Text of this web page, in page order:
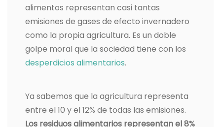
alimentos representan casi tantas
emisiones de gases de efecto invernadero
como la propia agricultura. Es un doble
golpe moral que la sociedad tiene con los
desperdicios alimentarios.
Ya sabemos que la agricultura representa
entre el 10 y el 12% de todas las emisiones.
Los residuos alimentarios representan el 8%